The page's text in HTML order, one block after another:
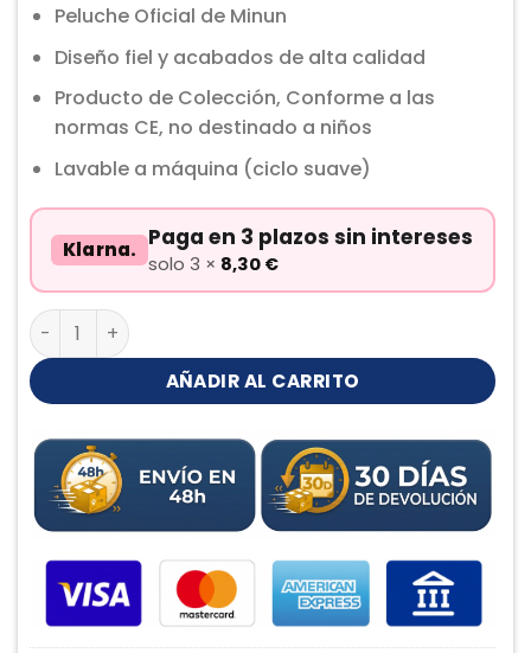
Peluche Oficial de Minun
Diseño fiel y acabados de alta calidad
Producto de Colección, Conforme a las
normas CE, no destinado a niños
Lavable a máquina (ciclo suave)
Klarna. Paga en 3 plazos sin intereses
solo 3 × 8,30 €
Minun Peluche cantidad
AÑADIR AL CARRITO